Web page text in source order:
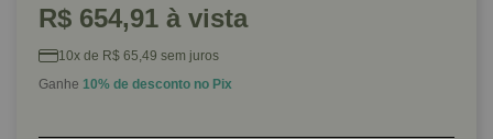
R$ 654,91 à vista
10x de R$ 65,49 sem juros
Ganhe 10% de desconto no Pix